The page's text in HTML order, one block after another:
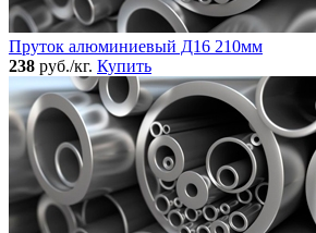
Пруток алюминиевый Д16 210мм
238 руб./кг. Купить